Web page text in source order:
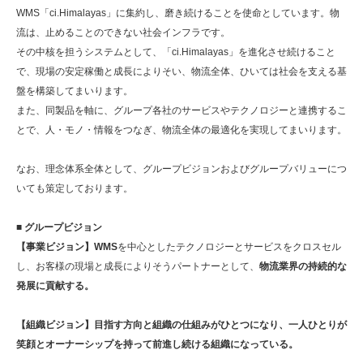
WMS「ci.Himalayas」に集約し、磨き続けることを使命としています。物
流は、止めることのできない社会インフラです。
その中核を担うシステムとして、「ci.Himalayas」を進化させ続けること
で、現場の安定稼働と成長によりそい、物流全体、ひいては社会を支える基
盤を構築してまいります。
また、同製品を軸に、グループ各社のサービスやテクノロジーと連携するこ
とで、人・モノ・情報をつなぎ、物流全体の最適化を実現してまいります。
なお、理念体系全体として、グループビジョンおよびグループバリューにつ
いても策定しております。
■ グループビジョン
【事業ビジョン】WMSを中心としたテクノロジーとサービスをクロスセル
し、お客様の現場と成長によりそうパートナーとして、 物流業界の持続的な
発展に貢献する。
【組織ビジョン】目指す方向と組織の仕組みがひとつになり、一人ひとりが
笑顔とオーナーシップを持って前進し続ける組織になっている。